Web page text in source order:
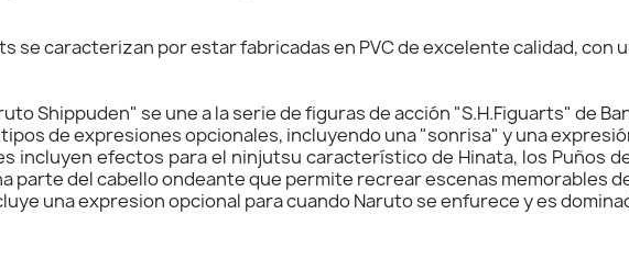
se caracterizan por estar fabricadas en PVC de excelente calidad, con
Shippuden" se une a la serie de figuras de acción "S.H.Figuarts" de
de expresiones opcionales, incluyendo una "sonrisa" y una
incluyen efectos para el ninjutsu característico de Hinata, los Puños
parte del cabello ondeante que permite recrear escenas memorables
una expresion opcional para cuando Naruto se enfurece y es